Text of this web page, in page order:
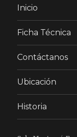
Inicio
Ficha Técnica
Contáctanos
Ubicación
Historia